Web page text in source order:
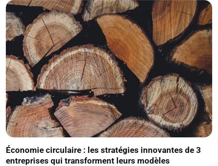
Économie circulaire : les stratégies innovantes de 3
entreprises qui transforment leurs modèles